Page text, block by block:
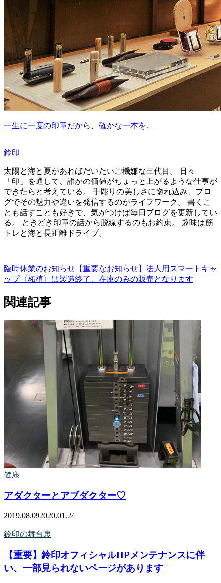
一生に一度の印章だから、確かな一本を。
鈴印
太陽と海と夏があればだいたいご機嫌な三代目。 日々
「印」を通して、誰かの価値がちょっと上がるような仕事が
できたらと考えている。 手彫りの美しさに惚れ込み、ブロ
グでその魅力や違いを発信するのがライフワーク。 書くこ
とも話すことも好きで、気がつけば毎日ブログを更新してい
る。 ときどき印章の話から脱線するのもお約束。 趣味は筋
トレと海と長距離ドライブ。
臨時休業のお知らせ 【重要なお知らせ】法人用スマートキャ
ップ〈柘植〉は製造終了、在庫のみの販売となります
関連記事
健康
アダクターとアブダクター♡
2019.08.092020.01.24
鈴印の舞台裏
【重要】鈴印オフィシャルHPメンテナンスに伴
い、一部見られないページがあります